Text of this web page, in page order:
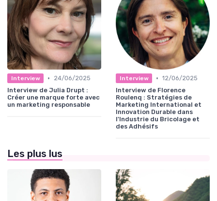
Interview •
24/06/2025
Interview de Julia Drupt :
Créer une marque forte avec
un marketing responsable
Interview • 12/06/2025
Interview de Florence
Roulenq : Stratégies de
Marketing International et
Innovation Durable dans
l'Industrie du Bricolage et
des Adhésifs
Les plus lus